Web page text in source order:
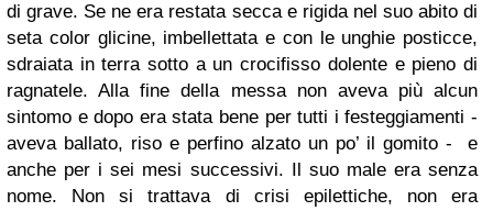
di grave. Se ne era restata secca e rigida nel suo abito di
seta color glicine, imbellettata e con le unghie posticce,
sdraiata in terra sotto a un crocifisso dolente e pieno di
ragnatele. Alla fine della messa non aveva più alcun
sintomo e dopo era stata bene per tutti i festeggiamenti -
aveva ballato, riso e perfino alzato un po’ il gomito - e
anche per i sei mesi successivi. Il suo male era senza
nome. Non si trattava di crisi epilettiche, non era